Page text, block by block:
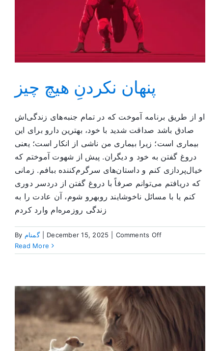
پنهان نکردنِ هیچ‌ چیز
او از طریق برنامه آموخت که در تمام جنبه‌های زندگی‌اش
صادق باشد صداقت شدید با خود، بهترین دارو برای این
بیماری است؛ زیرا بیماری من ناشی از انکار است؛ یعنی
دروغ گفتن به خود و دیگران. پیش از شهوت آموختم که
خیال‌پردازی کنم و داستان‌های سرگرم‌کننده ببافم. زمانی
که دریافتم می‌توانم صرفاً با دروغ گفتن از دردسر دوری
کنم یا با مسائل ناخوشایند روبهرو شوم، آن عادت را به
زندگی روزمره‌ام وارد کردم
By گمنام December 15, 2025 Comments Offon
نکردنِ
Read More